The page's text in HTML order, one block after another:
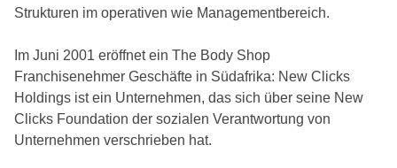
Strukturen im operativen wie Managementbereich.
Im Juni 2001 eröffnet ein The Body Shop
Franchisenehmer Geschäfte in Südafrika: New Clicks
Holdings ist ein Unternehmen, das sich über seine New
Clicks Foundation der sozialen Verantwortung von
Unternehmen verschrieben hat.